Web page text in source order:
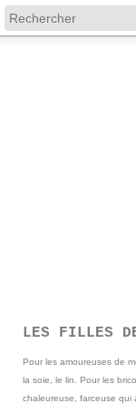
LES FILLES
Pour les amoureuses de
la soie, le lin. Pour les
chaleureuse, farceuse qui